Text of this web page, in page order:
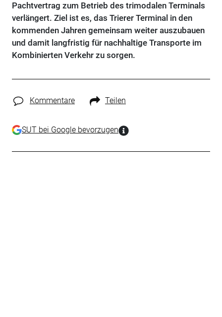
Pachtvertrag zum Betrieb des trimodalen Terminals
verlängert. Ziel ist es, das Trierer Terminal in den
kommenden Jahren gemeinsam weiter auszubauen
und damit langfristig für nachhaltige Transporte im
Kombinierten Verkehr zu sorgen.
Kommentare Teilen
SUT bei Google bevorzugen